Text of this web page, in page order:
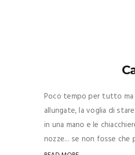
Poco tempo per tutto ma
allungate, la voglia di
in una mano e le
nozze... se non fosse che